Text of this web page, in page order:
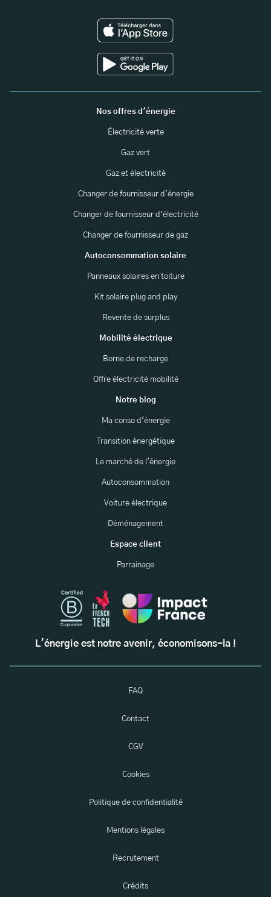
Nos offres d'énergie
Électricité verte
Gaz vert
Gaz et électricité
Changer de fournisseur d'énergie
Changer de fournisseur d’électricité
Changer de fournisseur de gaz
Autoconsommation solaire
Panneaux solaires en toiture
Kit solaire plug and play
Revente de surplus
Mobilité électrique
Borne de recharge
Offre électricité mobilité
Notre blog
Ma conso d'énergie
Transition énergétique
Le marché de l'énergie
Autoconsommation
Voiture électrique
Déménagement
Espace client
Parrainage
L'énergie est notre avenir, économisons-la !
FAQ
Contact
CGV
Cookies
Politique de confidentialité
Mentions légales
Recrutement
Crédits